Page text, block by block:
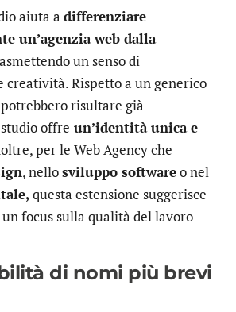
aiuta a differenziare
un’agenzia web dalla
un senso di
creatività. Rispetto a un generico
risultare già
offre un’identità unica e
per le Web Agency che
, nellosviluppo softwareo nel
questa estensione suggerisce
focus sulla qualità del lavoro
di nomi più brevi